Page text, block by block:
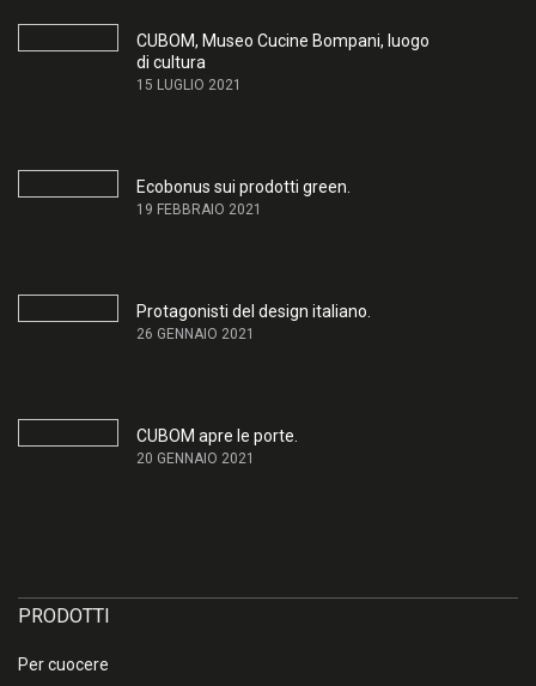
×
Attenzione
I colori sullo schermo e sulla stampa possono risultare diversi
CUBOM, Museo Cucine Bompani, luogo
di cultura
15 LUGLIO 2021
Ecobonus sui prodotti green.
19 FEBBRAIO 2021
Protagonisti del design italiano.
26 GENNAIO 2021
CUBOM apre le porte.
20 GENNAIO 2021
PRODOTTI
Per cuocere